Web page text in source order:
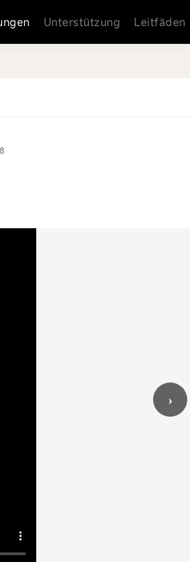
Unterstützung Leitfäden
›